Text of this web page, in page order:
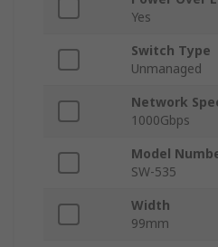
Yes
Switch Type
Unmanaged
Network
1000Gbps
Model
SW-535
Width
99mm